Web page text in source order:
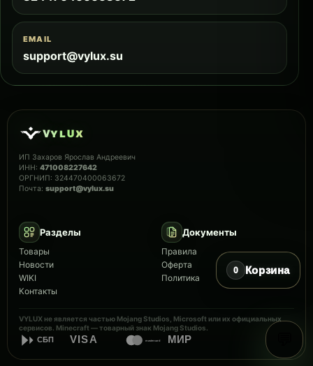
EMAIL
support@vylux.su
ᴠʏʟᴜx
ИП Захаров Ярослав Андреевич
ИНН: 471008227642
ОРГНИП: 324470400063672
Почта: support@vylux.su
© VYLUX, 2023-2026
Разделы
Товары
Новости
WIKI
Контакты
Документы
Правила
Оферта
Политика
VYLUX не является частью Mojang Studios, Microsoft или их официальных
сервисов. Minecraft — товарный знак Mojang Studios.
0 Корзина